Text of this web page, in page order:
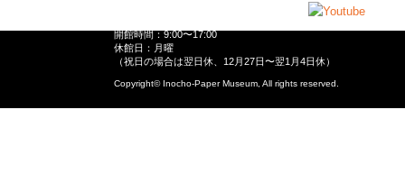
開館時間：9:00〜17:00
休館日：月曜
（祝日の場合は翌日休、12月27日〜翌1月4日休）
Copyright© Inocho-Paper Museum, All rights reserved.